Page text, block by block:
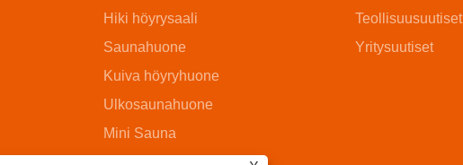
Hiki höyrysaali
Saunahuone
Kuiva höyryhuone
Ulkosaunahuone
Mini Sauna
Teollisuusuutiset
Yritysuutiset